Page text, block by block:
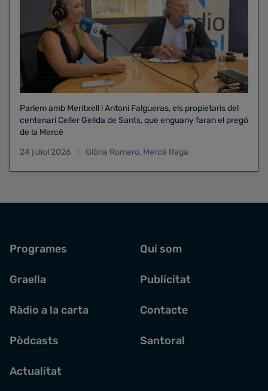
Parlem amb Meritxell i Antoni Falgueras, els propietaris del
centenari Celler Gelida de Sants, que enguany faran el pregó
de la Mercè
24 juliol 2026
Glòria Romero, Mercè Raga
Programes
Graella
Ràdio a la carta
Pòdcasts
Actualitat
Qui som
Publicitat
Contacte
Santoral